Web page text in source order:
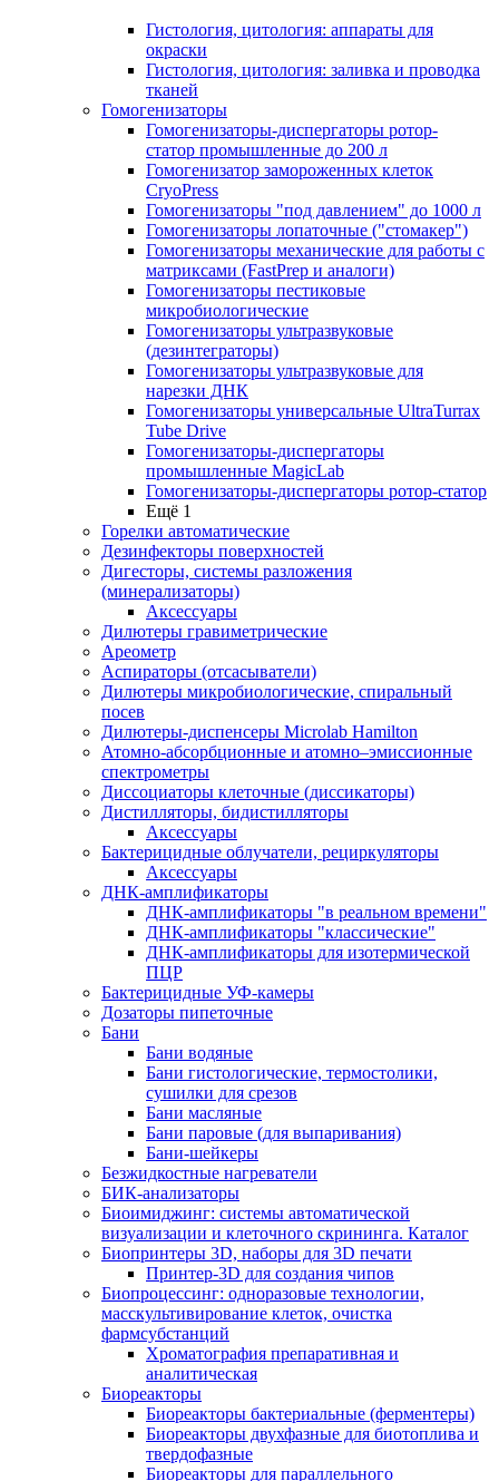
Гистология, цитология: аппараты для
окраски
Гистология, цитология: заливка и проводка
тканей
Гомогенизаторы
Гомогенизаторы-диспергаторы ротор-
статор промышленные до 200 л
Гомогенизатор замороженных клеток
CryoPress
Гомогенизаторы "под давлением" до 1000 л
Гомогенизаторы лопаточные ("стомакер")
Гомогенизаторы механические для работы с
матриксами (FastPrep и аналоги)
Гомогенизаторы пестиковые
микробиологические
Гомогенизаторы ультразвуковые
(дезинтеграторы)
Гомогенизаторы ультразвуковые для
нарезки ДНК
Гомогенизаторы универсальные UltraTurrax
Tube Drive
Гомогенизаторы-диспергаторы
промышленные MagicLab
Гомогенизаторы-диспергаторы ротор-статор
Ещё 1
Горелки автоматические
Дезинфекторы поверхностей
Дигесторы, системы разложения
(минерализаторы)
Аксессуары
Дилютеры гравиметрические
Ареометр
Аспираторы (отсасыватели)
Дилютеры микробиологические, спиральный
посев
Дилютеры-диспенсеры Microlab Hamilton
Атомно-абсорбционные и атомно–эмиссионные
спектрометры
Диссоциаторы клеточные (диссикаторы)
Дистилляторы, бидистилляторы
Аксессуары
Бактерицидные облучатели, рециркуляторы
Аксессуары
ДНК-амплификаторы
ДНК-амплификаторы "в реальном времени"
ДНК-амплификаторы "классические"
ДНК-амплификаторы для изотермической
ПЦР
Бактерицидные УФ-камеры
Дозаторы пипеточные
Бани
Бани водяные
Бани гистологические, термостолики,
сушилки для срезов
Бани масляные
Бани паровые (для выпаривания)
Бани-шейкеры
Безжидкостные нагреватели
БИК-анализаторы
Биоимиджинг: системы автоматической
визуализации и клеточного скрининга. Каталог
Биопринтеры 3D, наборы для 3D печати
Принтер-3D для создания чипов
Биопроцессинг: одноразовые технологии,
масскультивирование клеток, очистка
фармсубстанций
Хроматография препаративная и
аналитическая
Биореакторы
Биореакторы бактериальные (ферментеры)
Биореакторы двухфазные для биотоплива и
твердофазные
Биореакторы для параллельного